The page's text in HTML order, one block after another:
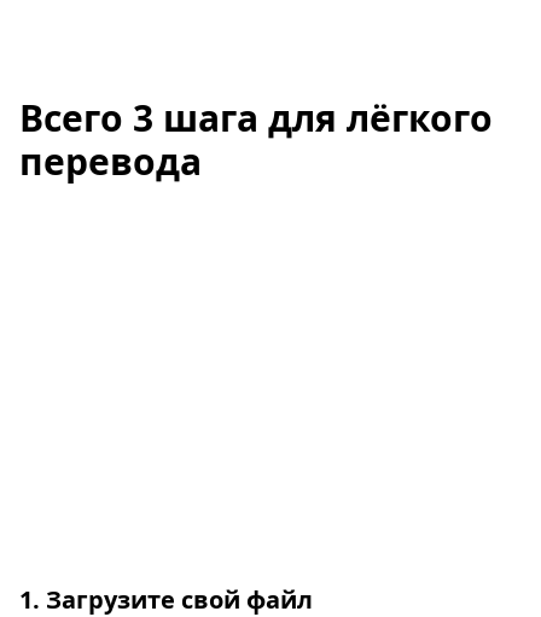
Всего 3 шага для лёгкого
перевода
1. Загрузите свой файл